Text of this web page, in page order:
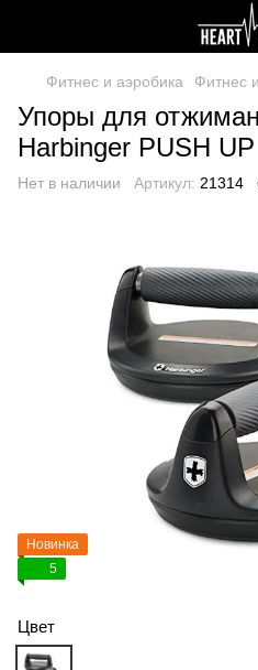
Фитнес и аэробика Фитнес
Упоры для
Harbinger PUSH
Нет в наличии Артикул: 21314
Новинка
5
Цвет